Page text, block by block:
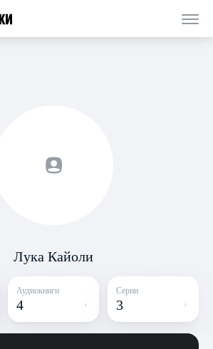
Лука Кайоли
Аудиокниги
4
Серии
3